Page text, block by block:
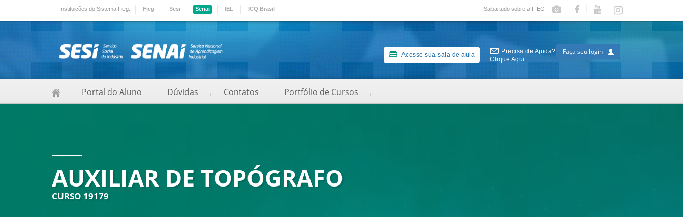
Instituições do Sistema Fieg: Fieg Sesi Senai IEL ICQ Brasil Saiba tudo sobre a FIEG
Acesse sua sala de aula
Precisa de Ajuda?
Clique Aqui
Faça seu login
Portal do Aluno Dúvidas Contatos Portfólio de Cursos
AUXILIAR DE TOPÓGRAFO
CURSO 19179